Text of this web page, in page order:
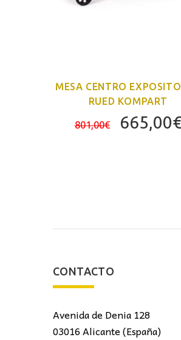
MESA CENTRO
RUED KOMPART
801,00€
El
665,00
CONTACTO
Avenida de Denia 128
03016 Alicante (España)